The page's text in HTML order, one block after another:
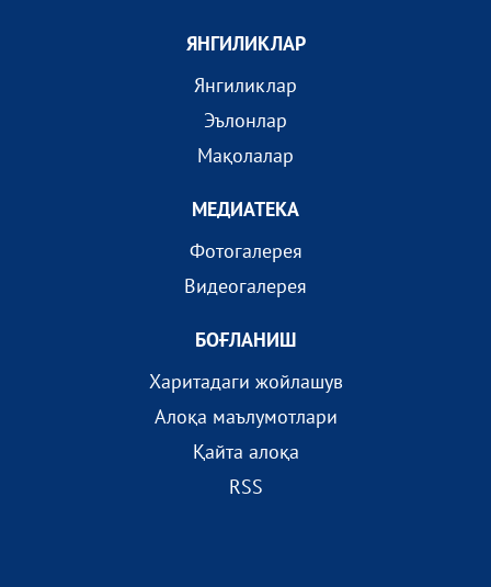
ЯНГИЛИКЛАР
Янгиликлар
Эълонлар
Мақолалар
МEДИАТEКА
Фотогалерея
Видеогалерея
БОҒЛАНИШ
Харитадаги жойлашув
Алоқа маълумотлари
Қайта алоқа
RSS